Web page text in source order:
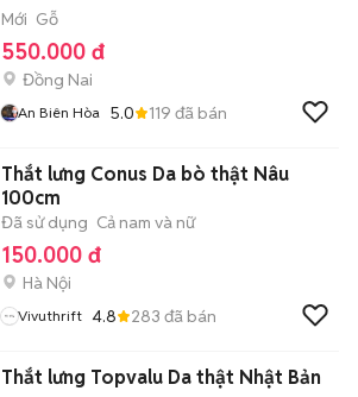
Mới Gỗ
550.000 đ
Đồng Nai
An Biên Hòa 5.0 119 đã bán
Thắt lưng Conus Da bò thật Nâu
100cm
Đã sử dụng Cả nam và nữ
150.000 đ
Hà Nội
Vivuthrift 4.8 283 đã bán
Thắt lưng Topvalu Da thật Nhật Bản